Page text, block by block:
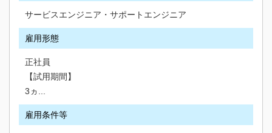
サービスエンジニア・サポートエンジニア
雇用形態
正社員
【試用期間】
3ヵ...
雇用条件等